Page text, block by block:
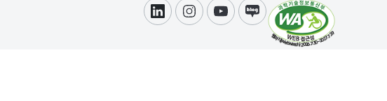
링크드인인스타그램
유튜브블로그